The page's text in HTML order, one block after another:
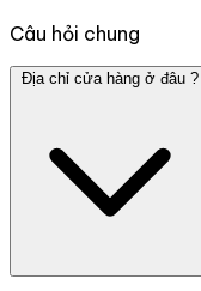
Câu hỏi chung
Địa chỉ cửa hàng ở đâu ?